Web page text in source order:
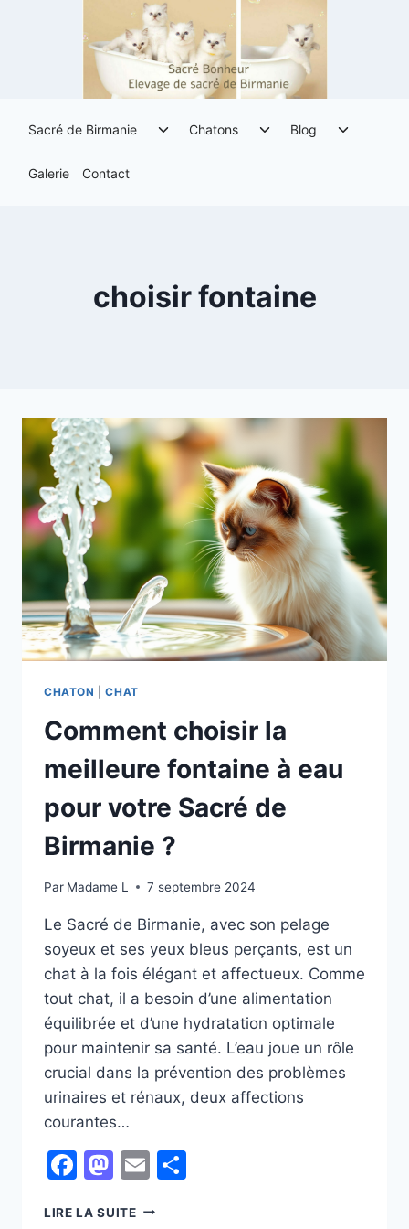
Sacré de Birmanie
Ouvrir/fermer
Chatons
Ouvrir/fermer
Blog
Ouvrir/
Galerie Contact
choisir fontaine
CHATON |CHAT
Comment choisir la
meilleure fontaine à eau
pour votre Sacré de
Birmanie ?
Par Madame L 7 septembre 2024
Le Sacré de Birmanie, avec son pelage
soyeux et ses yeux bleus perçants, est un
chat à la fois élégant et affectueux. Comme
tout chat, il a besoin d’une alimentation
équilibrée et d’une hydratation optimale
pour maintenir sa santé. L’eau joue un rôle
crucial dans la prévention des problèmes
urinaires et rénaux, deux affections
courantes…
Facebook
Mastodon
Email
LIRE LA SUITECOMMENT